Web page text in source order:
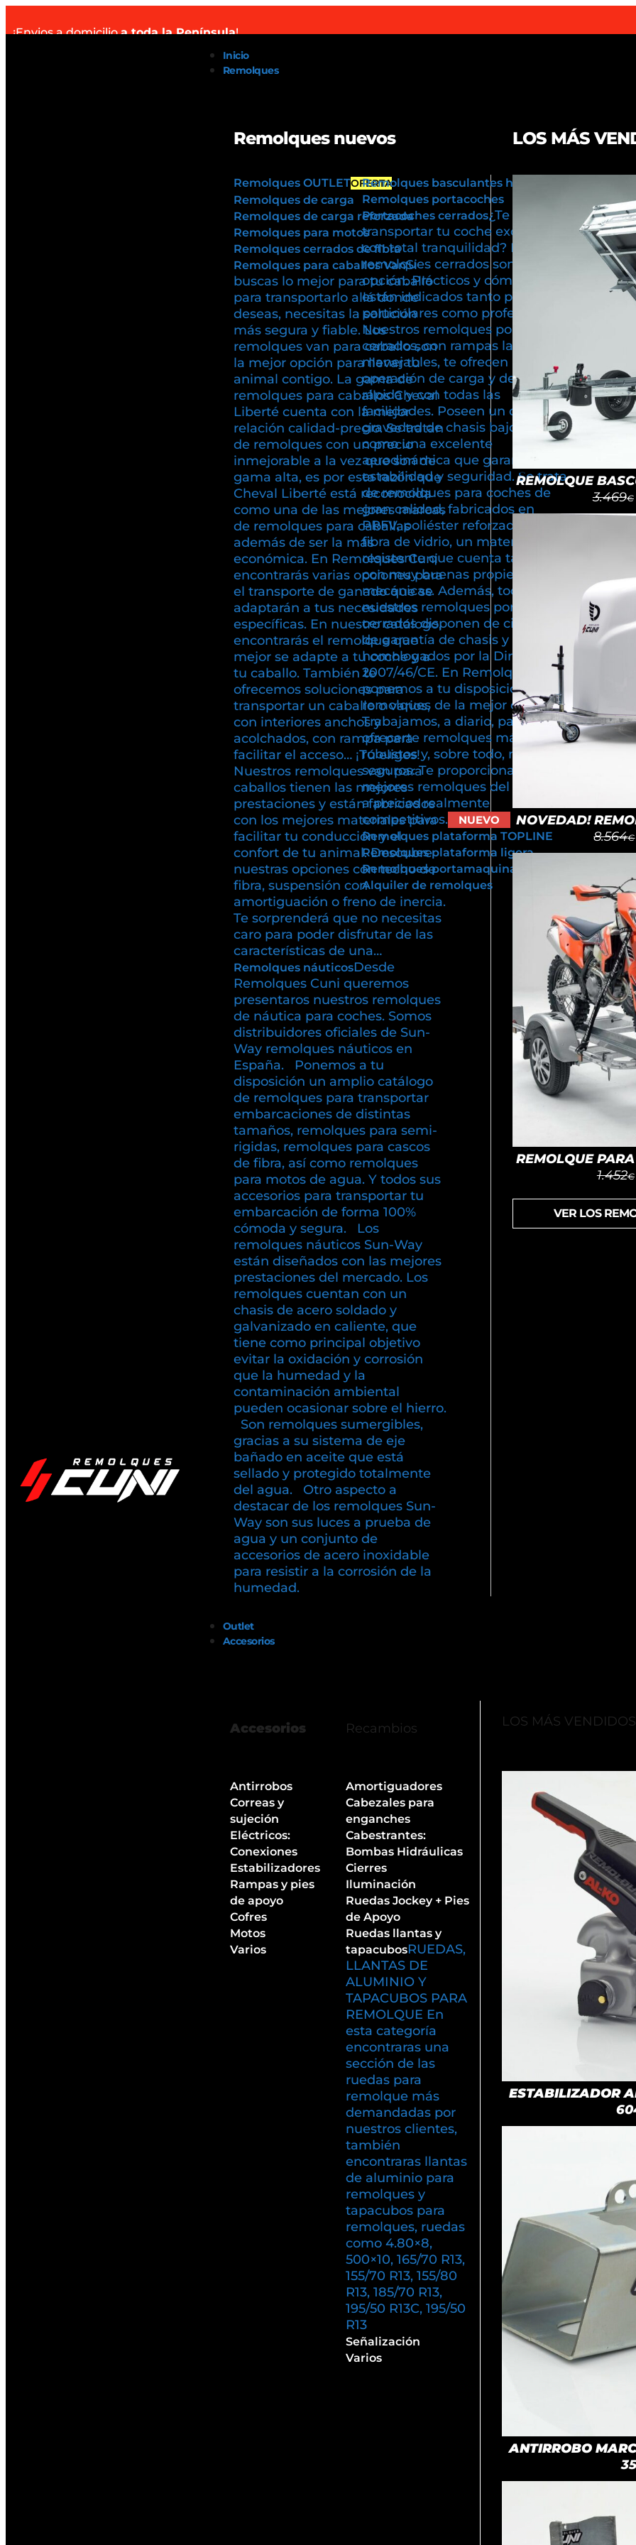
¡Envios a domicilioa toda la Península!
Inicio
Remolques
Remolques nuevos
Remolques OUTLETOFERTA
Remolques de carga
Remolques de carga reforzada
Remolques para motos
Remolques cerrados de fibra
Remolques para caballos VanSi
buscas lo mejor para tu caballo
para transportarlo allá donde
deseas, necesitas la solución
más segura y fiable. Los
remolques van para caballo son
la mejor opción para llevar tu
animal contigo. La gama de
remolques para caballos Cheval
Liberté cuenta con la mejor
relación calidad-precio. Se tratan
de remolques con un precio
inmejorable a la vez que son de
gama alta, es por esta razón que
Cheval Liberté está reconocida
como una de las mejores marcas
de remolques para caballas
además de ser la más
económica. En Remolques Cuni
encontrarás varias opciones para
el transporte de ganado que se
adaptarán a tus necesidades
específicas. En nuestro catálogo,
encontrarás el remolque que
mejor se adapte a tu coche y a
tu caballo. También te
ofrecemos soluciones para
transportar un caballo o varios,
con interiores anchos y
acolchados, con rampa para
facilitar el acceso… ¡Tú eliges!
Nuestros remolques van para
caballos tienen las mejores
prestaciones y están fabricados
con los mejores materiales para
facilitar tu conducción y el
confort de tu animal. Descubre
nuestras opciones con techo de
fibra, suspensión con
amortiguación o freno de inercia.
Te sorprenderá que no necesitas
caro para poder disfrutar de las
características de una…
Remolques náuticosDesde
Remolques Cuni queremos
presentaros nuestros remolques
de náutica para coches. Somos
distribuidores oficiales de Sun-
Way remolques náuticos en
España. Ponemos a tu
disposición un amplio catálogo
de remolques para transportar
embarcaciones de distintas
tamaños, remolques para semi-
rigidas, remolques para cascos
de fibra, así como remolques
para motos de agua. Y todos sus
accesorios para transportar tu
embarcación de forma 100%
cómoda y segura. Los
remolques náuticos Sun-Way
están diseñados con las mejores
prestaciones del mercado. Los
remolques cuentan con un
chasis de acero soldado y
galvanizado en caliente, que
tiene como principal objetivo
evitar la oxidación y corrosión
que la humedad y la
contaminación ambiental
pueden ocasionar sobre el hierro.
Son remolques sumergibles,
gracias a su sistema de eje
bañado en aceite que está
sellado y protegido totalmente
del agua. Otro aspecto a
destacar de los remolques Sun-
Way son sus luces a prueba de
agua y un conjunto de
accesorios de acero inoxidable
para resistir a la corrosión de la
humedad.
Remolques basculantes hidráulicos
Remolques portacoches
Portacoches cerrados¿Te gustaría
transportar tu coche exclusivo
con total tranquilidad? Los
remolques cerrados son tu mejor
opción. Prácticos y cómodos,
están indicados tanto para usos
particulares como profesionales.
Nuestros remolques portacoches
cerrados, con rampas largas y
manejables, te ofrecen una
operación de carga y descarga,
rápida y con todas las
facilidades. Poseen un centro de
gravedad de chasis bajo, así
como una excelente
aerodinámica que garantiza
estabilidad y seguridad. Se trata
de remolques para coches de
gran calidad, fabricados en
PRFV, poliéster reforzado con
fibra de vidrio, un material
resistente que cuenta también
con muy buenas propiedades
mecánicas. Además, todos
nuestros remolques portacoches
cerrados disponen de cinco años
de garantía de chasis y están
homologados por la Directiva
2007/46/CE. En Remolques Cuni
ponemos a tu disposición
remolques de la mejor calidad.
Trabajamos, a diario, para poder
ofrecerte remolques más ligeros,
robustos y, sobre todo, más
seguros. Te proporcionamos los
mejores remolques del mercado
a precios realmente
competitivos.
NUEVO
Remolques plataforma TOPLINE
Remolques plataforma ligera
Remolques portamaquinaria
Alquiler de remolques
LOS MÁS
REMOLQUE
3.469€
NOVEDAD!
8.564€
REMOLQUE
1.452€
VER LOS
Outlet
Accesorios
Accesorios
Antirrobos
Correas y
sujeción
Eléctricos:
Conexiones
Estabilizadores
Rampas y pies
de apoyo
Cofres
Motos
Varios
Recambios
Amortiguadores
Cabezales para
enganches
Cabestrantes:
Bombas Hidráulicas
Cierres
Iluminación
Ruedas Jockey + Pies
de Apoyo
Ruedas llantas y
tapacubosRUEDAS,
LLANTAS DE
ALUMINIO Y
TAPACUBOS PARA
REMOLQUE En
esta categoría
encontraras una
sección de las
ruedas para
remolque más
demandadas por
nuestros clientes,
también
encontraras llantas
de aluminio para
remolques y
tapacubos para
remolques, ruedas
como 4.80×8,
500×10, 165/70 R13,
155/70 R13, 155/80
R13, 185/70 R13,
195/50 R13C, 195/50
R13
Señalización
Varios
LOS MÁS VENDIDOS
ESTABILIZADOR
ANTIRROBO